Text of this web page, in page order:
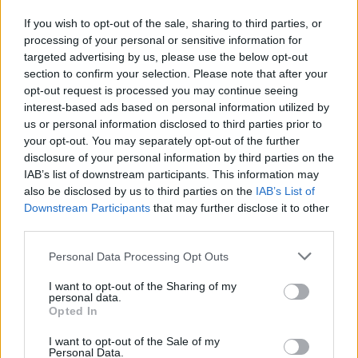
If you wish to opt-out of the sale, sharing to third parties, or
processing of your personal or sensitive information for
targeted advertising by us, please use the below opt-out
section to confirm your selection. Please note that after your
opt-out request is processed you may continue seeing
interest-based ads based on personal information utilized by
us or personal information disclosed to third parties prior to
your opt-out. You may separately opt-out of the further
disclosure of your personal information by third parties on the
IAB’s list of downstream participants. This information may
also be disclosed by us to third parties on the IAB’s List of
Downstream Participants that may further disclose it to other
Personal Data Processing Opt Outs
I want to opt-out of the Sharing of my
personal data.
Opted In
I want to opt-out of the Sale of my
Personal Data.
do odbytu. Ból jest dosyć intensywny, kąpiel lub
chłodna woda pomaga. Dodam , trwa to tak od
około 2 miesięcy. Co w takiej sytuacji może
pomóc. ?
Forum: Dla nastolatek
gość
Ryzyko
Dzień dobry, w czwartek miałam stosunek w
sobotę dostałam krwawienie z odstawienia i
trwało do poniedziałku. W niedzielę zaczęłam
nowe opakowanie tabletek pierwsza wzięłam
a we wtorek jak się zorientowałam to wzięłam
dwie. Moje pytanie brzmi jakie jest ryzyko ciąży
w tym przypadku biorąc pod uwagę ten
POWIĄZANE
ciąża test ciążowy